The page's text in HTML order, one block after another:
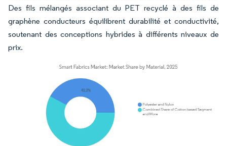
Des fils mélangés associant du PET recyclé à des fils de
graphène conducteurs équilibrent durabilité et conductivité,
soutenant des conceptions hybrides à différents niveaux de
prix.